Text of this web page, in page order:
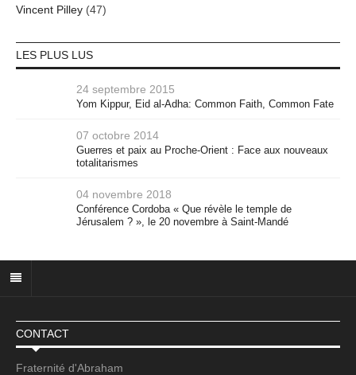
Vincent Pilley (47)
LES PLUS LUS
24 septembre 2015
Yom Kippur, Eid al-Adha: Common Faith, Common Fate
07 octobre 2014
Guerres et paix au Proche-Orient : Face aux nouveaux
totalitarismes
04 novembre 2018
Conférence Cordoba « Que révèle le temple de
Jérusalem ? », le 20 novembre à Saint-Mandé
CONTACT
Fraternité d'Abraham